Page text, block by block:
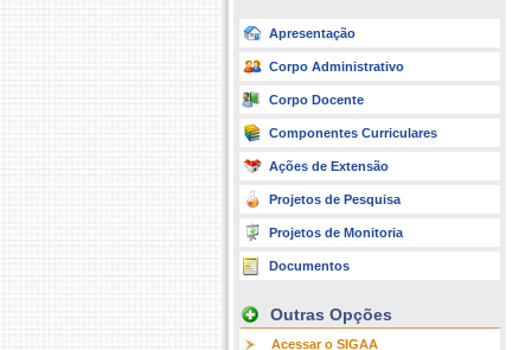
Apresentação
Corpo Administrativo
Corpo Docente
Componentes Curriculares
Ações de Extensão
Projetos de Pesquisa
Projetos de Monitoria
Documentos
Outras Opções
Acessar o SIGAA